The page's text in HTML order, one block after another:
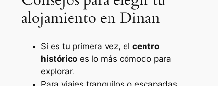
alojamiento en Dinan
Si es tu primera vez, el centro
históricoes lo más cómodo para
explorar.